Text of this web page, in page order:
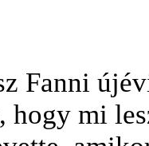
Fanni
hogy mi